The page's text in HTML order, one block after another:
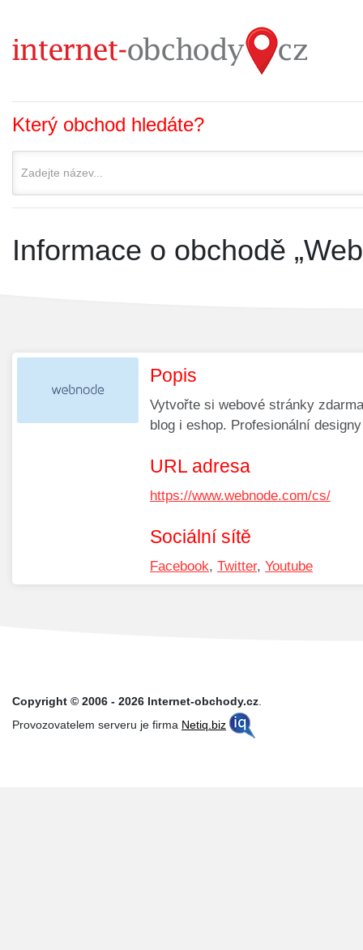
Který obchod hledáte?
Informace o obchodě
Popis
Vytvořte si webové stránky
blog i eshop. Profesionální
URL adresa
https://www.webnode.com/cs/
Sociální sítě
Facebook, Twitter, Youtube
Copyright © 2006 - 2026 Internet-obchody.cz.
Provozovatelem serveru je firma Netiq.biz